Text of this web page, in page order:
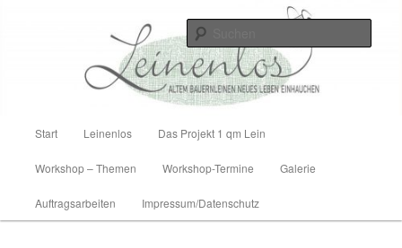
Leinenlos
Start Leinenlos Das Projekt 1 qm Lein
Workshop – Themen Workshop-Termine Galerie
Auftragsarbeiten Impressum/Datenschutz